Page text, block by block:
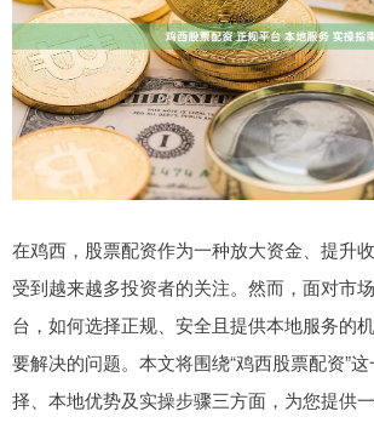
在鸡西，股票配资作为一种放大资金、提升
受到越来越多投资者的关注。然而，面对市
台，如何选择正规、安全且提供本地服务的
要解决的问题。本文将围绕“鸡西股票配资”
择、本地优势及实操步骤三方面，为您提供一